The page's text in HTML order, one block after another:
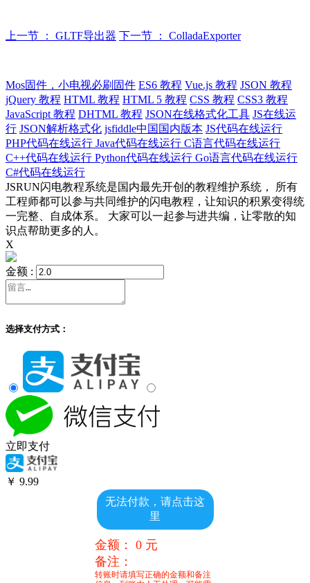
上一节 ： GLTF导出器 下一节 ： ColladaExporter
Mos固件，小电视必刷固件 ES6 教程 Vue.js 教程 JSON 教程
jQuery 教程 HTML 教程 HTML 5 教程 CSS 教程 CSS3 教程
JavaScript 教程 DHTML 教程 JSON在线格式化工具 JS在线运
行 JSON解析格式化 jsfiddle中国国内版本 JS代码在线运行
PHP代码在线运行 Java代码在线运行 C语言代码在线运行
C++代码在线运行 Python代码在线运行 Go语言代码在线运行
C#代码在线运行
JSRUN闪电教程系统是国内最先开创的教程维护系统， 所有
工程师都可以参与共同维护的闪电教程，让知识的积累变得统
一完整、自成体系。 大家可以一起参与进共编，让零散的知
识点帮助更多的人。
X
金额 :
选择支付方式：
立即支付
￥ 9.99
无法付款，请点击这
里
金额： 0元
备注：
转账时请填写正确的金额和备注